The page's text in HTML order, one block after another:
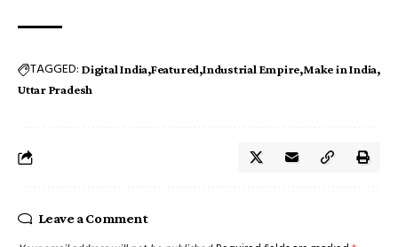
TAGGED: Digital India Featured Industrial Empire Make in India
Uttar Pradesh
Leave a Comment